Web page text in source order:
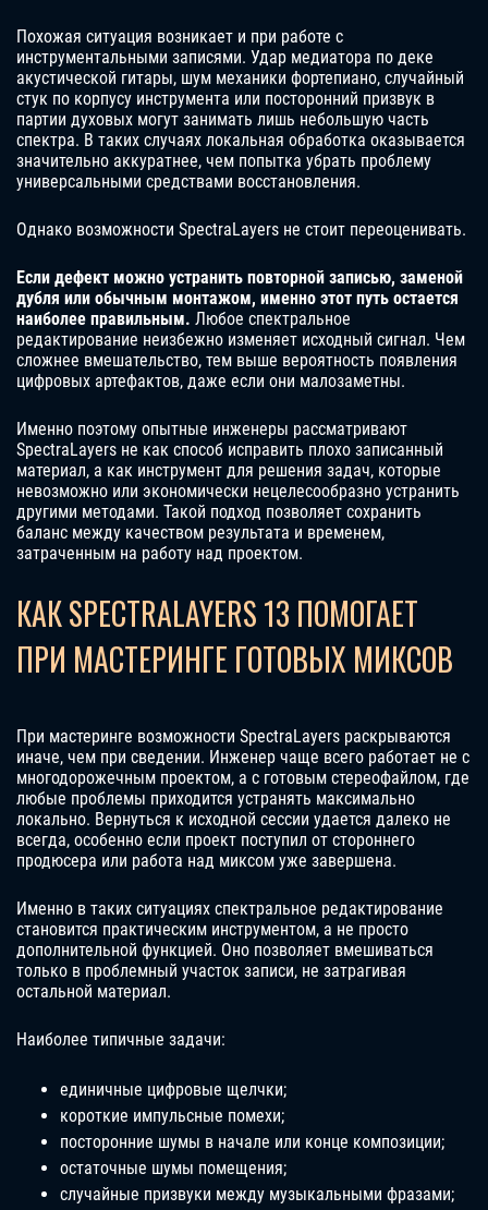
Похожая ситуация возникает и при работе с
инструментальными записями. Удар медиатора по деке
акустической гитары, шум механики фортепиано, случайный
стук по корпусу инструмента или посторонний призвук в
партии духовых могут занимать лишь небольшую часть
спектра. В таких случаях локальная обработка оказывается
значительно аккуратнее, чем попытка убрать проблему
универсальными средствами восстановления.
Однако возможности SpectraLayers не стоит переоценивать.
Если дефект можно устранить повторной записью, заменой
дубля или обычным монтажом, именно этот путь остается
наиболее правильным. Любое спектральное
редактирование неизбежно изменяет исходный сигнал. Чем
сложнее вмешательство, тем выше вероятность появления
цифровых артефактов, даже если они малозаметны.
Именно поэтому опытные инженеры рассматривают
SpectraLayers не как способ исправить плохо записанный
материал, а как инструмент для решения задач, которые
невозможно или экономически нецелесообразно устранить
другими методами. Такой подход позволяет сохранить
баланс между качеством результата и временем,
затраченным на работу над проектом.
КАК SPECTRALAYERS 13 ПОМОГАЕТ
ПРИ МАСТЕРИНГЕ ГОТОВЫХ МИКСОВ
При мастеринге возможности SpectraLayers раскрываются
иначе, чем при сведении. Инженер чаще всего работает не с
многодорожечным проектом, а с готовым стереофайлом, где
любые проблемы приходится устранять максимально
локально. Вернуться к исходной сессии удается далеко не
всегда, особенно если проект поступил от стороннего
продюсера или работа над миксом уже завершена.
Именно в таких ситуациях спектральное редактирование
становится практическим инструментом, а не просто
дополнительной функцией. Оно позволяет вмешиваться
только в проблемный участок записи, не затрагивая
остальной материал.
Наиболее типичные задачи:
единичные цифровые щелчки;
короткие импульсные помехи;
посторонние шумы в начале или конце композиции;
остаточные шумы помещения;
случайные призвуки между музыкальными фразами;